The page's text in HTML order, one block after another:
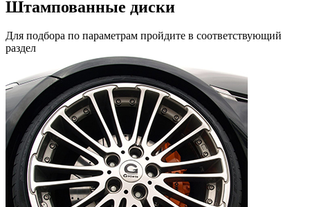
Штампованные диски
Для подбора по параметрам пройдите в соответствующий
раздел